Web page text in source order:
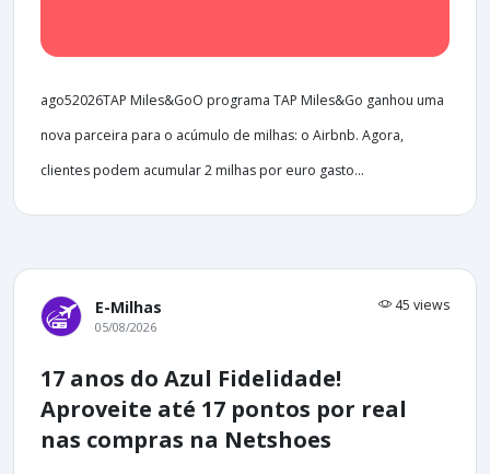
ago52026TAP Miles&GoO programa TAP Miles&Go ganhou uma
nova parceira para o acúmulo de milhas: o Airbnb. Agora,
clientes podem acumular 2 milhas por euro gasto...
E-Milhas 45 views
05/08/2026
17 anos do Azul Fidelidade!
Aproveite até 17 pontos por real
nas compras na Netshoes